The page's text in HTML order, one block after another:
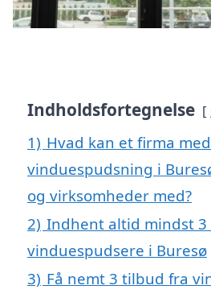
Indholdsfortegnelse
1) Hvad kan et firma
vinduespudsning i
og virksomheder med?
2) Indhent altid mindst
vinduespudsere i Buresø
3) Få nemt 3 tilbud fra